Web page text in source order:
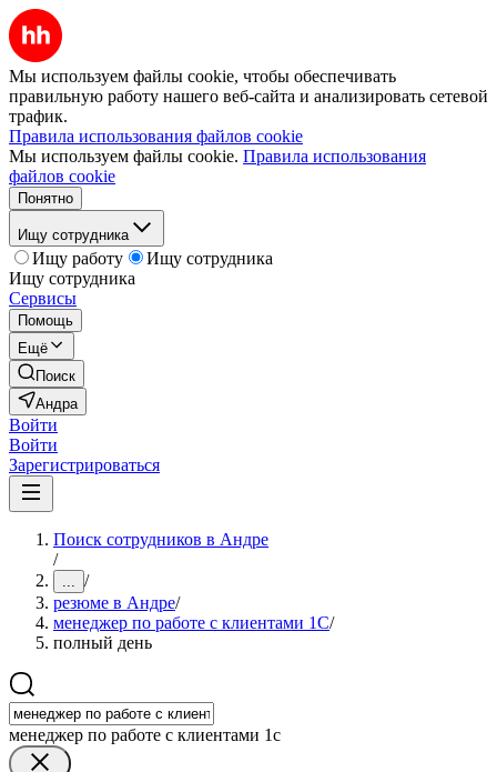
Мы используем файлы cookie, чтобы обеспечивать
правильную работу нашего веб-сайта и анализировать сетевой
трафик.
Правила использования файлов cookie
Мы используем файлы cookie. Правила использования
файлов cookie
Понятно
Ищу сотрудника
Ищу работу
Ищу сотрудника
Ищу сотрудника
Сервисы
Помощь
Ещё
Поиск
Андра
Войти
Войти
Зарегистрироваться
Поиск сотрудников в Андре
/
... /
резюме в Андре/
менеджер по работе с клиентами 1С/
полный день
менеджер по работе с клиентами 1с